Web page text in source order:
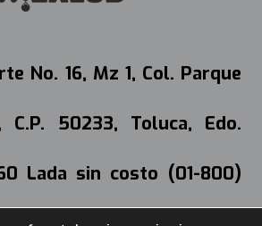
No. 16, Mz 1, Col. Parque
C.P. 50233, Toluca, Edo.
Lada sin costo (01-800)